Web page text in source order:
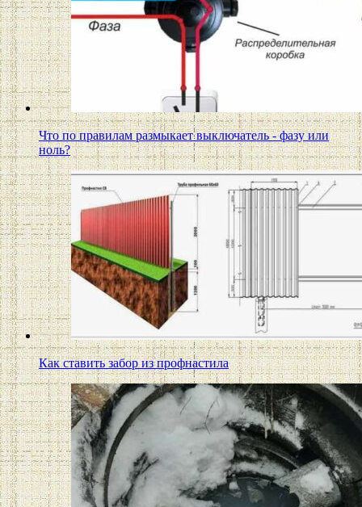
Что по правилам размыкает выключатель - фазу или
ноль?
Как ставить забор из профнастила